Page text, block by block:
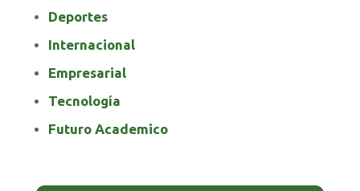
Deportes
Internacional
Empresarial
Tecnología
Futuro Academico